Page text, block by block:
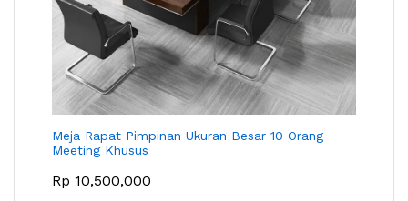
Meja Rapat Pimpinan Ukuran Besar 10 Orang
Meeting Khusus
Rp 10,500,000